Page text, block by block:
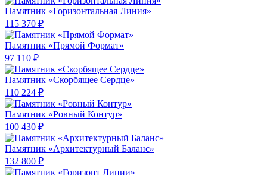
Памятник «Горизонтальная Линия»
115 370 ₽
Памятник «Прямой Формат»
97 110 ₽
Памятник «Скорбящее Сердце»
110 224 ₽
Памятник «Ровный Контур»
100 430 ₽
Памятник «Архитектурный Баланс»
132 800 ₽